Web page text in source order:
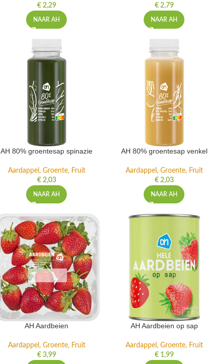
€2,29
NAAR AH
€2,79
NAAR AH
AH 80% groentesap spinazie
Aardappel, Groente, Fruit
€2,03
NAAR AH
AH 80% groentesap venkel
Aardappel, Groente, Fruit
€2,03
NAAR AH
AH Aardbeien
Aardappel, Groente, Fruit
€3,99
AH Aardbeien op sap
Aardappel, Groente, Fruit
€1,99